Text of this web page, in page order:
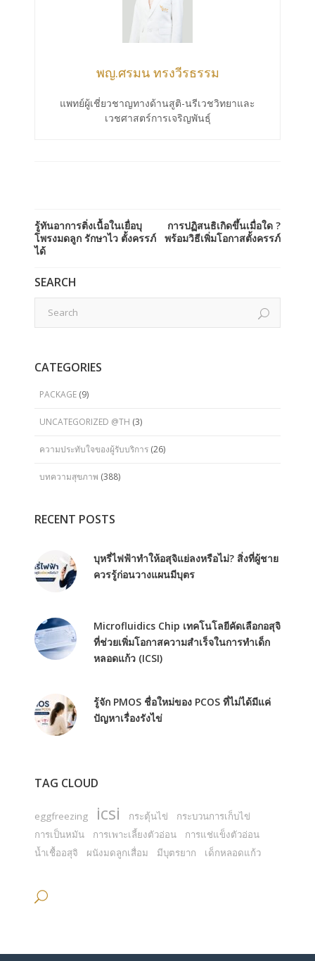
พญ.ศรมน ทรงวีรธรรม
แพทย์ผู้เชี่ยวชาญทางด้านสูติ-นรีเวชวิทยาและ
เวชศาสตร์การเจริญพันธุ์
รู้ทันอาการติ่งเนื้อในเยื่อบุ
โพรงมดลูก รักษาไว ตั้งครรภ์
ได้
การปฏิสนธิเกิดขึ้นเมื่อใด ?
พร้อมวิธีเพิ่มโอกาสตั้งครรภ์
SEARCH
CATEGORIES
PACKAGE (9)
UNCATEGORIZED @TH (3)
ความประทับใจของผู้รับบริการ (26)
บทความสุขภาพ (388)
RECENT POSTS
บุหรี่ไฟฟ้าทำให้อสุจิแย่ลงหรือไม่? สิ่งที่ผู้ชาย
ควรรู้ก่อนวางแผนมีบุตร
Microfluidics Chip เทคโนโลยีคัดเลือกอสุจิ
ที่ช่วยเพิ่มโอกาสความสำเร็จในการทำเด็ก
หลอดแก้ว (ICSI)
รู้จัก PMOS ชื่อใหม่ของ PCOS ที่ไม่ได้มีแค่
ปัญหาเรื่องรังไข่
TAG CLOUD
eggfreezing icsi กระตุ้นไข่
กระบวนการเก็บไข่
การเป็นหมัน
การเพาะเลี้ยงตัวอ่อน
การแช่แข็งตัวอ่อน
น้ำเชื้ออสุจิ
ผนังมดลูกเสื่อม มีบุตรยาก เด็กหลอดแก้ว